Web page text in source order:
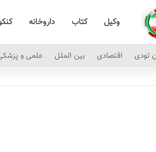
وکیل کتاب داروخانه
تودی اقتصادی بین الملل علمی و